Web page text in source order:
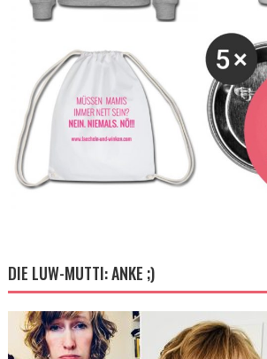
DIE LUW-MUTTI: ANKE ;)